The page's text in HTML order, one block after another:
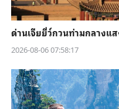
ด่านเจียยี่ว์กวนท่ามกลางแ
2026-08-06 07:58:17